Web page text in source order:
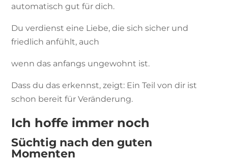
automatisch gut für dich.
Du verdienst eine Liebe, die sich sicher und
friedlich anfühlt, auch
wenn das anfangs ungewohnt ist.
Dass du das erkennst, zeigt: Ein Teil von dir ist
schon bereit für Veränderung.
Ich hoffe immer noch
Süchtig nach den guten
Momenten